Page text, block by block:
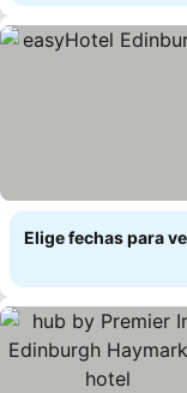
Elige fechas para